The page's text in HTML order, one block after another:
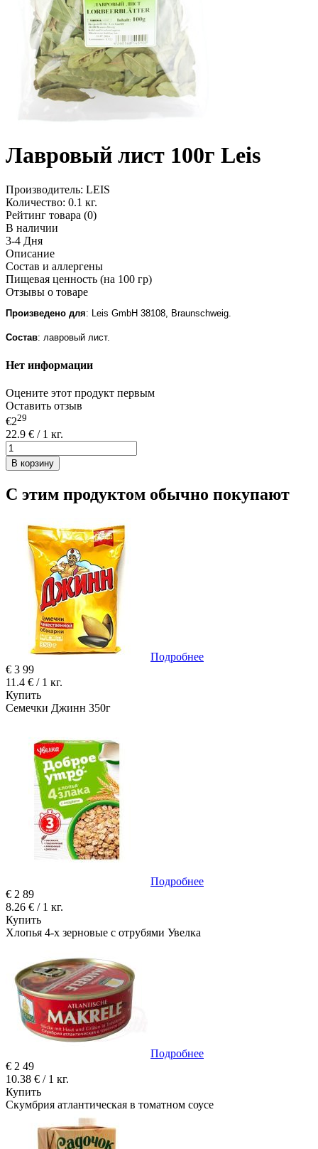
Лавровый лист 100г Leis
Производитель: LEIS
Количество: 0.1 кг.
Рейтинг товара (0)
В наличии
3-4 Дня
Описание
Состав и аллергены
Пищевая ценность (на 100 гр)
Отзывы о товаре
Произведено для: Leis GmbH 38108, Braunschweig.
Состав: лавровый лист.
Нет информации
Оцените этот продукт первым
Оставить отзыв
€229
22.9 € / 1 кг.
В корзину
С этим продуктом обычно покупают
Подробнее
€ 3 99
11.4 € / 1 кг.
Купить
Семечки Джинн 350г
Подробнее
€ 2 89
8.26 € / 1 кг.
Купить
Хлопья 4-х зерновые с отрубями Увелка
Подробнее
€ 2 49
10.38 € / 1 кг.
Купить
Скумбрия атлантическая в томатном соусе